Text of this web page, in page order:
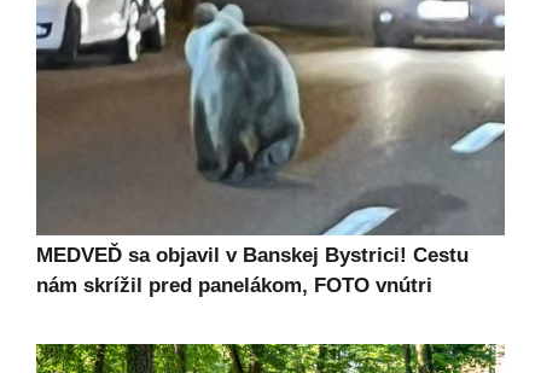
MEDVEĎ sa objavil v Banskej Bystrici! Cestu
nám skrížil pred panelákom, FOTO vnútri